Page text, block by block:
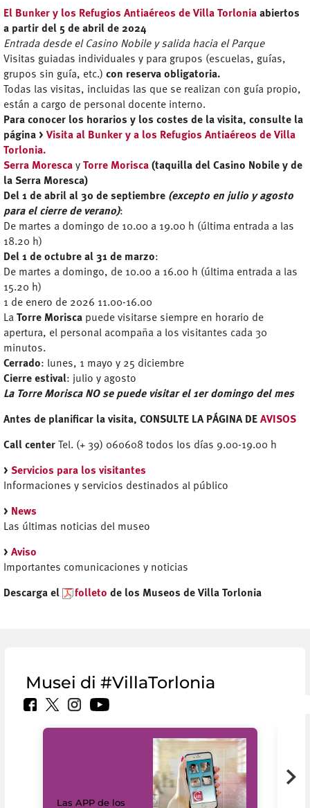
El Bunker y los Refugios Antiaéreos de Villa Torlonia abiertos
a partir del 5 de abril de 2024
Entrada desde el Casino Nobile y salida hacia el Parque
Visitas guiadas individuales y para grupos (escuelas, guías,
grupos sin guía, etc.) con reserva obligatoria.
Todas las visitas, incluidas las que se realizan con guía propio,
están a cargo de personal docente interno.
Para conocer los horarios y los costes de la visita, consulte la
página >Visita al Bunker y a los Refugios Antiaéreos de Villa
Torlonia.
Serra Moresca y Torre Morisca (taquilla del Casino Nobile y de
la Serra Moresca)
Del 1 de abril al 30 de septiembre (excepto en julio y agosto
para el cierre de verano):
De martes a domingo de 10.00 a 19.00 h (última entrada a las
18.20 h)
Del 1 de octubre al 31 de marzo:
De martes a domingo, de 10.00 a 16.00 h (última entrada a las
15.20 h)
1 de enero de 2026 11.00-16.00
La Torre Morisca puede visitarse siempre en horario de
apertura, el personal acompaña a los visitantes cada 30
minutos.
Cerrado: lunes, 1 mayo y 25 diciembre
Cierre estival: julio y agosto
La Torre Morisca NO se puede visitar el 1er domingo del mes
Antes de planificar la visita, CONSULTE LA PÁGINA DE AVISOS
Call center Tel. (+ 39) 060608 todos los días 9.00-19.00 h
> Servicios para los visitantes
Informaciones y servicios destinados al público
> News
Las últimas noticias del museo
> Aviso
Importantes comunicaciones y noticias
Descarga el folleto de los Museos de Villa Torlonia
Musei di #VillaTorlonia
Las APP de los